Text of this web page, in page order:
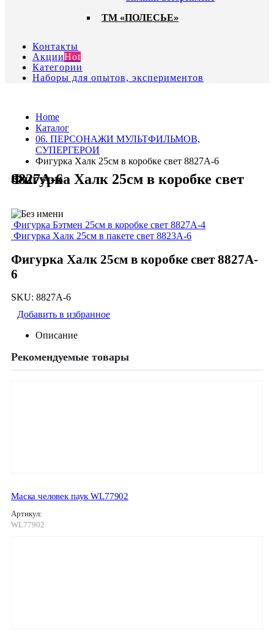
ТМ «ПОЛЕСЬЕ»
Контакты
АкцииHot
Категории
Наборы для опытов, экспериментов
Home
Каталог
06. ПЕРСОНАЖИ МУЛЬТФИЛЬМОВ,
СУПЕРГЕРОИ
Фигурка Халк 25см в коробке свет 8827A-6
Фигурка Халк 25см в коробке свет 8827A-6
Фигурка Бэтмен 25см в коробке свет 8827A-4
Фигурка Халк 25см в пакете свет 8823A-6
Фигурка Халк 25см в коробке свет 8827A-
6
SKU: 8827A-6
Добавить в избранное
Описание
Рекомендуемые товары
Маска человек паук WL77902
Артикул:
WL77902